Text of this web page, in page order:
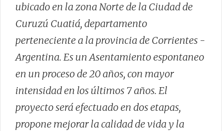
ubicado en la zona Norte de la Ciudad de
Curuzú Cuatiá, departamento
perteneciente a la provincia de Corrientes -
Argentina. Es un Asentamiento espontaneo
en un proceso de 20 años, con mayor
intensidad en los últimos 7 años. El
proyecto será efectuado en dos etapas,
propone mejorar la calidad de vida y la